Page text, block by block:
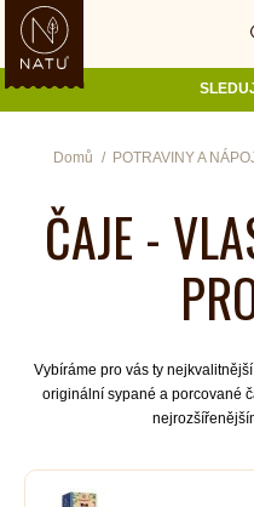
Domů POTRAVINY A
ČAJE -
Vybíráme pro vás ty
originální sypané a porcované